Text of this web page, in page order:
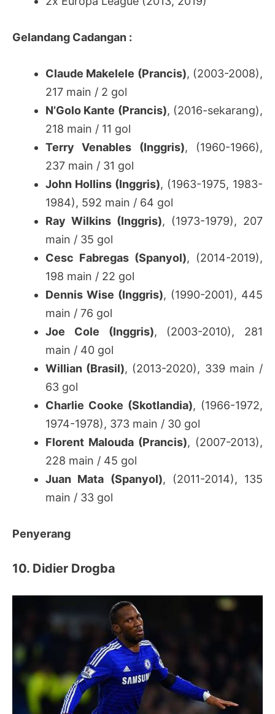
Gelandang Cadangan :
Claude Makelele (Prancis), (2003-2008),
217 main / 2 gol
N’Golo Kante (Prancis), (2016-sekarang),
218 main / 11 gol
Terry Venables (Inggris), (1960-1966),
237 main / 31 gol
John Hollins (Inggris), (1963-1975, 1983-
1984), 592 main / 64 gol
Ray Wilkins (Inggris), (1973-1979), 207
main / 35 gol
Cesc Fabregas (Spanyol), (2014-2019),
198 main / 22 gol
Dennis Wise (Inggris), (1990-2001), 445
main / 76 gol
Joe Cole (Inggris), (2003-2010), 281
main / 40 gol
Willian (Brasil), (2013-2020), 339 main /
63 gol
Charlie Cooke (Skotlandia), (1966-1972,
1974-1978), 373 main / 30 gol
Florent Malouda (Prancis), (2007-2013),
228 main / 45 gol
Juan Mata (Spanyol), (2011-2014), 135
main / 33 gol
Penyerang
10. Didier Drogba